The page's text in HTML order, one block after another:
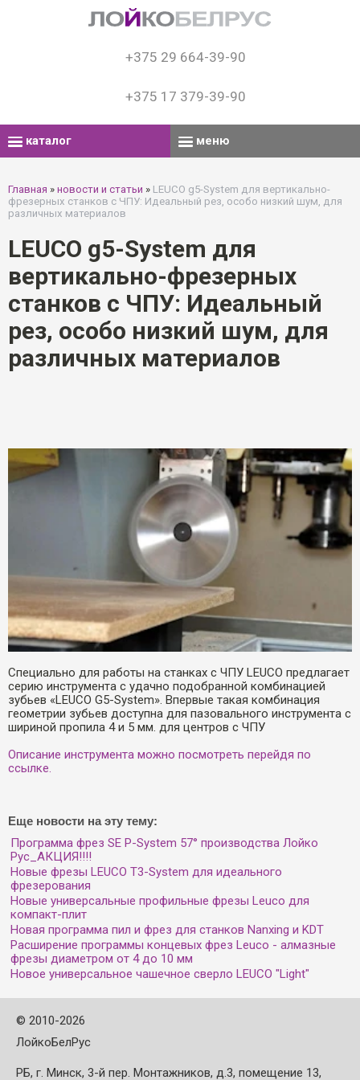
+375 29 664-39-90
+375 17 379-39-90
каталог меню
Главная » новости и статьи » LEUCO g5-System для вертикально-
фрезерных станков с ЧПУ: Идеальный рез, особо низкий шум, для
различных материалов
LEUCO g5-System для
вертикально-фрезерных
станков с ЧПУ: Идеальный
рез, особо низкий шум, для
различных материалов
Специально для работы на станках с ЧПУ LEUCO предлагает
серию инструмента с удачно подобранной комбинацией
зубьев «LEUCO G5-System». Впервые такая комбинация
геометрии зубьев доступна для пазовального инструмента с
шириной пропила 4 и 5 мм. для центров с ЧПУ
Описание инструмента можно посмотреть перейдя по
ссылке.
Еще новости на эту тему:
Программа фрез SE P-System 57° производства Лойко
Рус_АКЦИЯ!!!!
Новые фрезы LEUCO T3-System для идеального
фрезерования
Новые универсальные профильные фрезы Leuco для
компакт-плит
Новая программа пил и фрез для станков Nanxing и KDT
Расширение программы концевых фрез Leuco - алмазные
фрезы диаметром от 4 до 10 мм
Новое универсальное чашечное сверло LEUCO "Light"
© 2010-2026
ЛойкоБелРус
РБ, г. Минск, 3-й пер. Монтажников, д.3, помещение 13,